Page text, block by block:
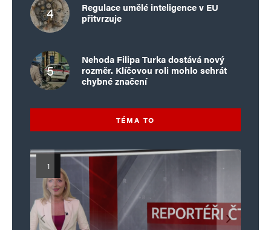
Regulace umělé inteligence v EU
přitvrzuje
Nehoda Filipa Turka dostává nový
rozměr. Klíčovou roli mohlo sehrát
chybné značení
TÉMA TO
Islamistický teror v EU, 6. díl:
Brutální poprava 85letého
Islamistický teror v EU, 5. díl:
Mýty o Václavu Klausovi:
Pivo, jazz, hádky, loajalita
Vymíráme a politici lžou:
porodnost nezachrání